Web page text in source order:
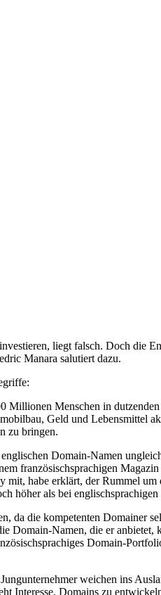
liegt falsch. Doch die
Manara salutiert dazu.
Menschen in
Geld und Lebensmittel
zu bringen.
Domain-Namen
französischsprachigen
habe erklärt, der Rummel
höher als bei englischsprachigen
die kompetenten Domainer
Namen, die er
Domain-
weichen ins
Interesse, Domains zu